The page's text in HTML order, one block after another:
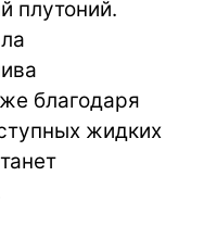
плутоний.
благодаря
жидких